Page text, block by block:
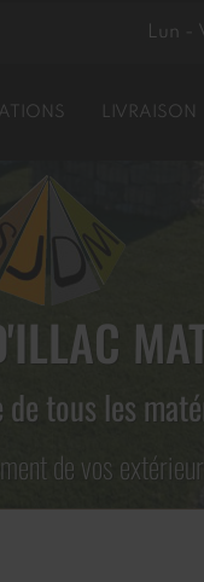
de tous les
de vos
Lun -
LIVRAISON